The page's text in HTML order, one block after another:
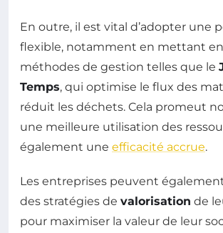
En outre, il est vital d’adopter une
flexible, notamment en mettant
méthodes de gestion telles que le
Temps, qui optimise le flux des
réduit les déchets. Cela promeut
une meilleure utilisation des
également une efficacité accrue.
Les entreprises peuvent
des stratégies de valorisation de
pour maximiser la valeur de leur